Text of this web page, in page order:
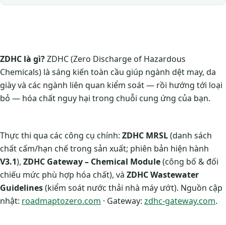
ZDHC là gì?ZDHC (Zero Discharge of Hazardous
Chemicals) là sáng kiến toàn cầu giúp ngành dệt may, da
giày và các ngành liên quan kiểm soát — rồi hướng tới loại
bỏ — hóa chất nguy hại trong chuỗi cung ứng của bạn.
Thực thi qua các công cụ chính: ZDHC MRSL(danh sách
chất cấm/hạn chế trong sản xuất; phiên bản hiện hành
V3.1), ZDHC Gateway – Chemical Module(công bố & đối
chiếu mức phù hợp hóa chất), và ZDHC Wastewater
Guidelines(kiểm soát nước thải nhà máy ướt). Nguồn cập
nhật: roadmaptozero.com · Gateway: zdhc-gateway.com.